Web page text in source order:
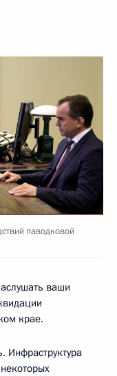
паводковой
ваши
крае.
Инфраструктура